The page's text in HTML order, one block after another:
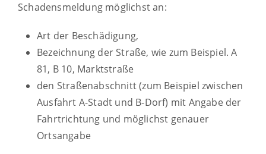
Schadensmeldung möglichst an:
Art der Beschädigung,
Bezeichnung der Straße, wie zum Beispiel. A
81, B 10, Marktstraße
den Straßenabschnitt(zum Beispiel zwischen
Ausfahrt A-Stadt und B-Dorf) mit Angabe der
Fahrtrichtung und möglichst genauer
Ortsangabe